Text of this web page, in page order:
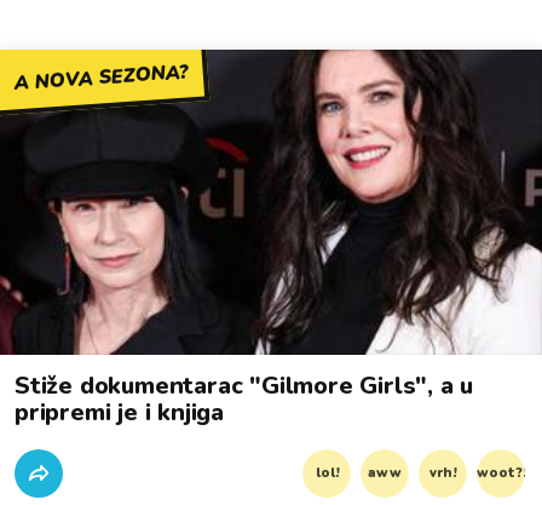
A NOVA SEZONA?
Stiže dokumentarac "Gilmore Girls", a u
pripremi je i knjiga
lol! aww vrh! woot?!